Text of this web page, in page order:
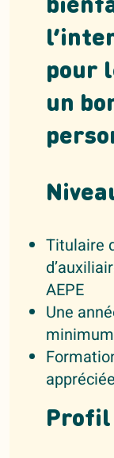
pour
un
Titulaire
AEPE
Une
minimum
Profil